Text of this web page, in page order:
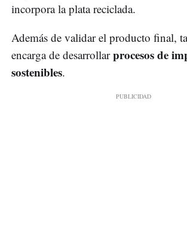
incorpora la plata reciclada.
Además de validar el producto final,
encarga de desarrollarprocesos de
sostenibles.